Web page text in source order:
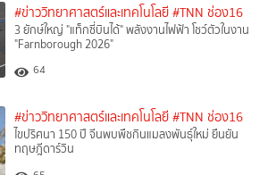
#ข่าววิทยาศาสตร์และเทคโนโลยี #TNN ช่อง16
3 ยักษ์ใหญ่ "แท็กซี่บินได้" พลังงานไฟฟ้า โชว์ตัวในงาน
"Farnborough 2026"
64
#ข่าววิทยาศาสตร์และเทคโนโลยี #TNN ช่อง16
ไขปริศนา 150 ปี จีนพบพืชกินแมลงพันธุ์ใหม่ ยืนยัน
ทฤษฎีดาร์วิน